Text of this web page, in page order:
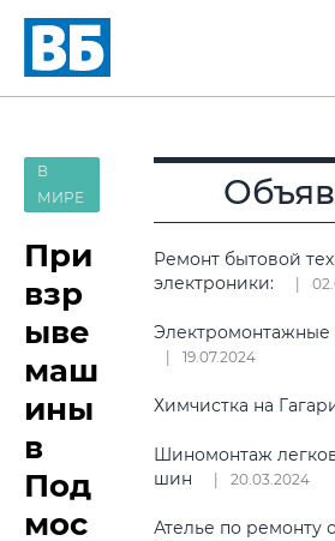
В
МИРЕ
При
взр
ыве
маш
ины
в
Под
мос
Ремонт бытовой
электроники:
Электромонтажные
19.07.2024
Химчистка на
Шиномонтаж
шин
20.03.2024
Ателье по ремонту